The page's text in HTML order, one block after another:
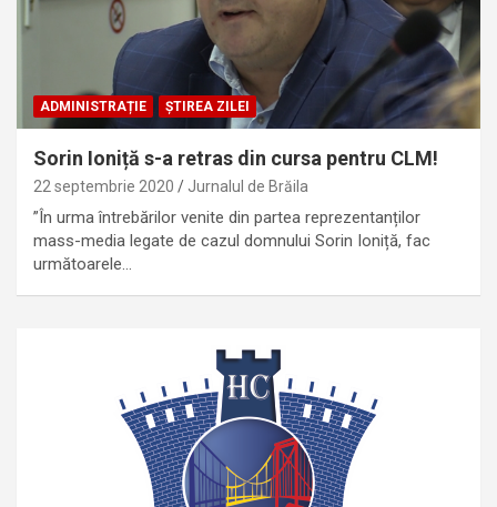
ADMINISTRAȚIE ȘTIREA ZILEI
Sorin Ioniță s-a retras din cursa pentru CLM!
22 septembrie 2020 Jurnalul de Brăila
”În urma întrebărilor venite din partea reprezentanților
mass-media legate de cazul domnului Sorin Ioniță, fac
următoarele…